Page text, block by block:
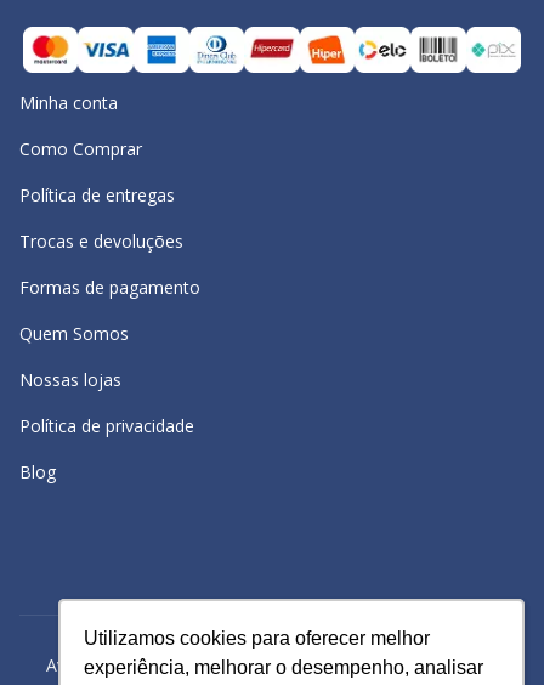
Utilizamos cookies para oferecer melhor
experiência, melhorar o desempenho, analisar
Utilizamos cookies para oferecer melhor
experiência, melhorar o desempenho, analisar
Minha conta
Como Comprar
Política de entregas
Trocas e devoluções
Formas de pagamento
Quem Somos
Nossas lojas
Política de privacidade
Blog
Avacy Distribuidora e Comércio de Calçados Ltda | CNPJ: